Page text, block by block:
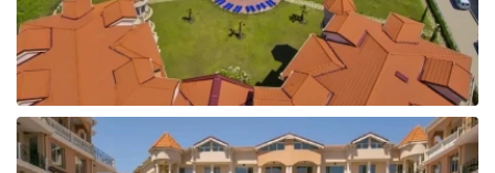
Melnkalne
Šrilanka
Tunisija
Albānija